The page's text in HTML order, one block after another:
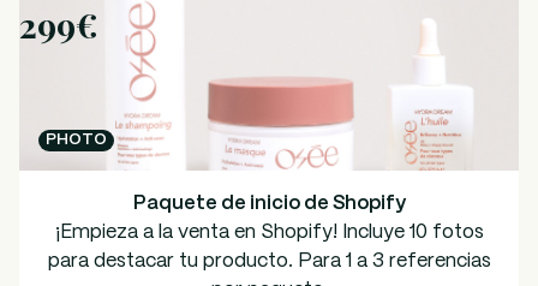
299€
PHOTO
Paquete de inicio de Shopify
¡Empieza a la venta en Shopify! Incluye 10 fotos
para destacar tu producto. Para 1 a 3 referencias